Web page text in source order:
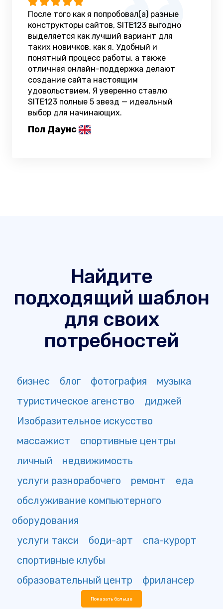
После того как я попробовал(а) разные
конструкторы сайтов, SITE123 выгодно
выделяется как лучший вариант для
таких новичков, как я. Удобный и
понятный процесс работы, а также
отличная онлайн-поддержка делают
создание сайта настоящим
удовольствием. Я уверенно ставлю
SITE123 полные 5 звезд — идеальный
выбор для начинающих.
Пол Даунс
Найдите
подходящий шаблон
для своих
потребностей
бизнес блог фотография
музыка
туристическое агенство
диджей
Изобразительное искусство
массажист
спортивные центры
личный
недвижимость
услуги разнорабочего
ремонт
еда
обслуживание компьютерного
оборудования
услуги такси
боди-арт
спа-курорт
спортивные клубы
образовательный центр
фрилансер
Показать больше